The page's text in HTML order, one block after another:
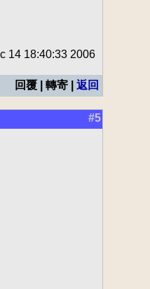
14 18:40:33 2006
回覆 | 轉寄 | 返回
#5